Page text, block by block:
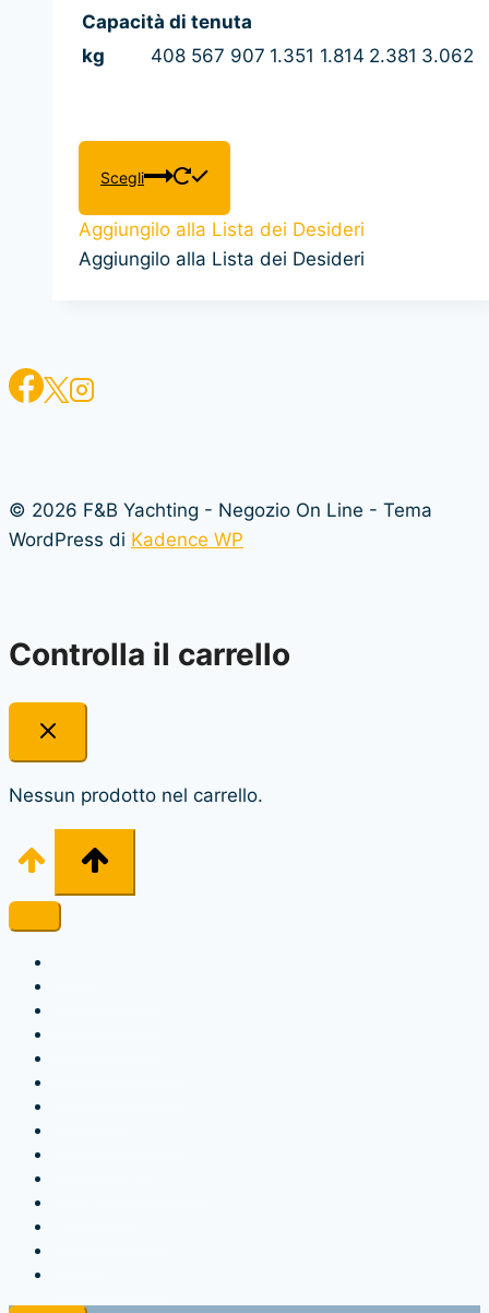
Capacità di tenuta
kg
408 567 907 1.351 1.814 2.381 3.062
Scegli
Questo
ha
più
varianti.
del
prodotto
Aggiungilo alla Lista dei Desideri
Aggiungilo alla Lista dei Desideri
© 2026 F&B Yachting - Negozio On Line - Tema
WordPress di Kadence WP
Controlla il carrello
Nessun prodotto nel carrello.